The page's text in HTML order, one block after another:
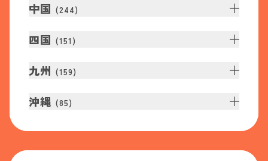
中国 (244)
四国 (151 )
九州 (159)
沖縄 (85)